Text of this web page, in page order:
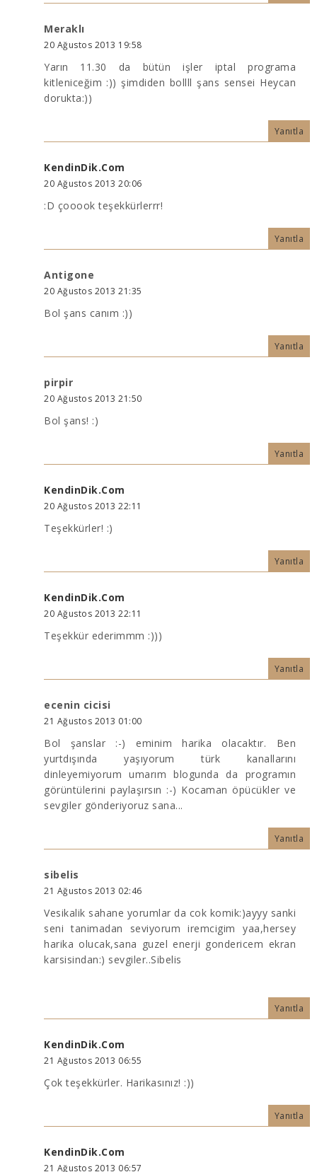
Meraklı
20 Ağustos 2013 19:58
Yarın 11.30 da bütün işler iptal programa
kitleniceğim :)) şimdiden bollll şans sensei Heycan
dorukta:))
Yanıtla
KendinDik.Com
20 Ağustos 2013 20:06
:D çooook teşekkürlerrr!
Yanıtla
Antigone
20 Ağustos 2013 21:35
Bol şans canım :))
Yanıtla
pirpir
20 Ağustos 2013 21:50
Bol şans! :)
Yanıtla
KendinDik.Com
20 Ağustos 2013 22:11
Teşekkürler! :)
Yanıtla
KendinDik.Com
20 Ağustos 2013 22:11
Teşekkür ederimmm :)))
Yanıtla
ecenin cicisi
21 Ağustos 2013 01:00
Bol şanslar :-) eminim harika olacaktır. Ben
yurtdışında yaşıyorum türk kanallarını
dinleyemiyorum umarım blogunda da programın
görüntülerini paylaşırsın :-) Kocaman öpücükler ve
sevgiler gönderiyoruz sana...
Yanıtla
sibelis
21 Ağustos 2013 02:46
Vesikalik sahane yorumlar da cok komik:)ayyy sanki
seni tanimadan seviyorum iremcigim yaa,hersey
harika olucak,sana guzel enerji gondericem ekran
karsisindan:) sevgiler..Sibelis
Yanıtla
KendinDik.Com
21 Ağustos 2013 06:55
Çok teşekkürler. Harikasınız! :))
Yanıtla
KendinDik.Com
21 Ağustos 2013 06:57